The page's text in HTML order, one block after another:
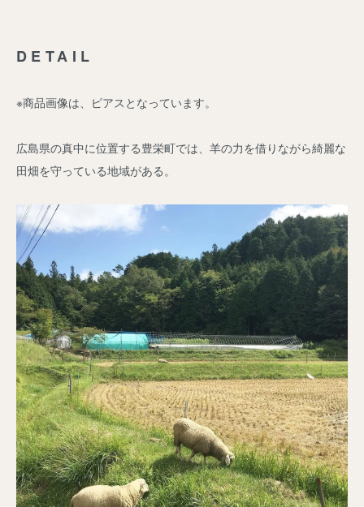
DETAIL
※商品画像は、ピアスとなっています。
広島県の真中に位置する豊栄町では、羊の力を借りながら綺麗な
田畑を守っている地域がある。